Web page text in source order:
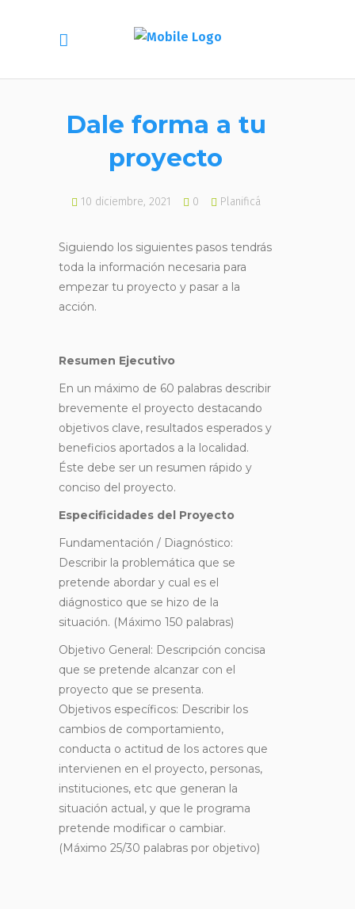
Dale forma a tu
proyecto
10 diciembre, 2021 0 Planificá
Siguiendo los siguientes pasos tendrás
toda la información necesaria para
empezar tu proyecto y pasar a la
acción.
Resumen Ejecutivo
En un máximo de 60 palabras describir
brevemente el proyecto destacando
objetivos clave, resultados esperados y
beneficios aportados a la localidad.
Éste debe ser un resumen rápido y
conciso del proyecto.
Especificidades del Proyecto
Fundamentación / Diagnóstico:
Describir la problemática que se
pretende abordar y cual es el
diágnostico que se hizo de la
situación. (Máximo 150 palabras)
Objetivo General: Descripción concisa
que se pretende alcanzar con el
proyecto que se presenta.
Objetivos específicos: Describir los
cambios de comportamiento,
conducta o actitud de los actores que
intervienen en el proyecto, personas,
instituciones, etc que generan la
situación actual, y que le programa
pretende modificar o cambiar.
(Máximo 25/30 palabras por objetivo)